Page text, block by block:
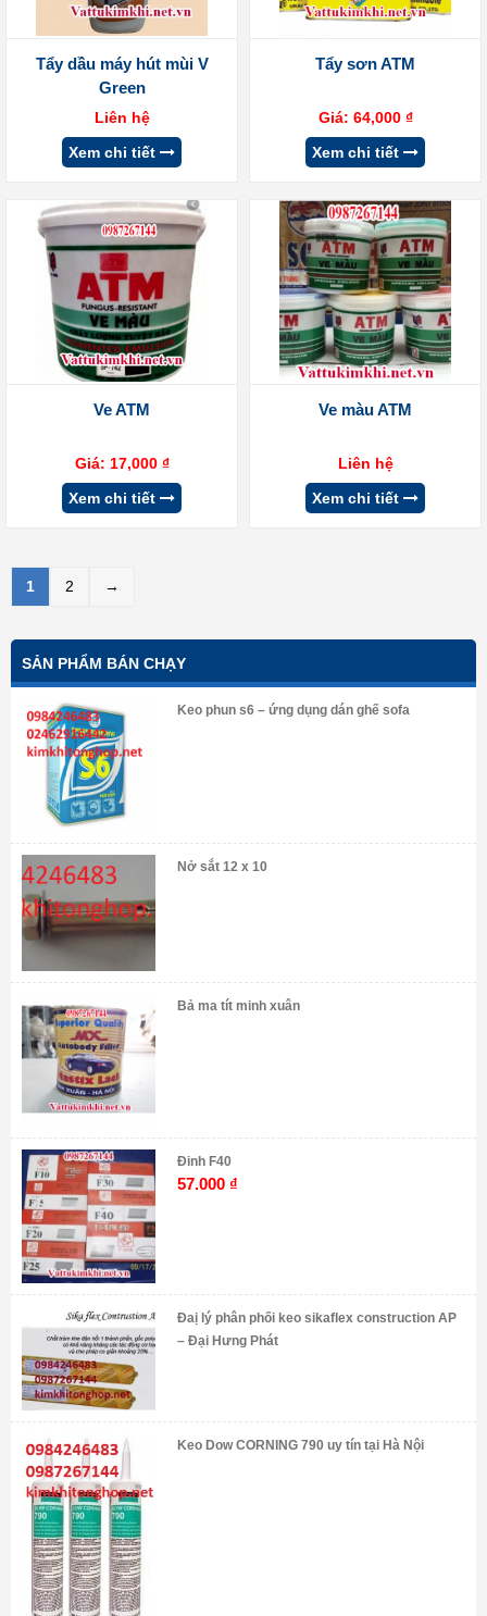
Tẩy dầu máy hút mùi V
Green
Liên hệ
Xem chi tiết
Tẩy sơn ATM
Giá: 64,000 ₫
Xem chi tiết
Ve ATM
Giá: 17,000 ₫
Xem chi tiết
Ve màu ATM
Liên hệ
Xem chi tiết
1 2 →
SẢN PHẨM BÁN CHẠY
Keo phun s6 – ứng dụng dán ghế sofa
Nở sắt 12 x 10
Bả ma tít minh xuân
Đinh F40
57.000 ₫
Đaị lý phân phối keo sikaflex construction AP
– Đại Hưng Phát
Keo Dow CORNING 790 uy tín tại Hà Nội